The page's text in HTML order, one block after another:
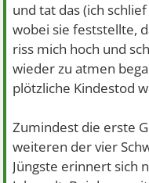
und tat das (ich
wobei sie feststellte,
riss mich hoch und
wieder zu atmen
plötzliche Kindestod
Zumindest die erste
weiteren der vier
Jüngste erinnert sich